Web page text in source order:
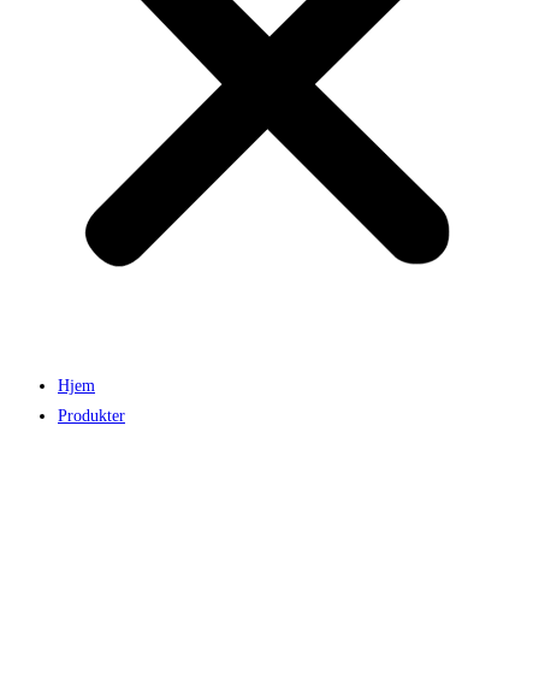
Hjem
Produkter